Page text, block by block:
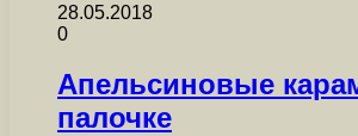
28.05.2018
0
Апельсиновые
палочке